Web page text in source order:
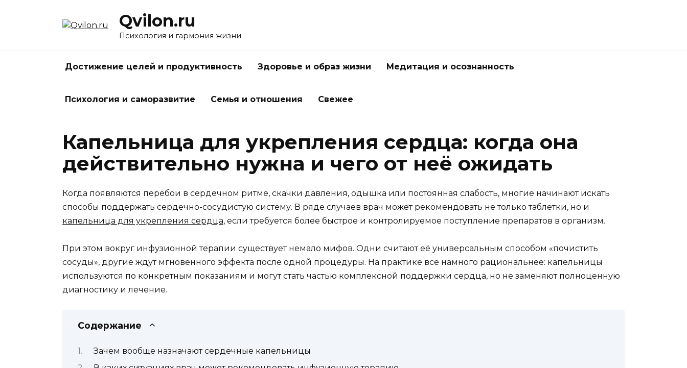
Qvilon.ru
Психология и гармония жизни
Достижение целей и продуктивность Здоровье и образ жизни Медитация и осознанность
Психология и саморазвитие Семья и отношения Свежее
Капельница для укрепления сердца: когда она
действительно нужна и чего от неё ожидать
Когда появляются перебои в сердечном ритме, скачки давления, одышка или постоянная слабость, многие начинают искать
способы поддержать сердечно-сосудистую систему. В ряде случаев врач может рекомендовать не только таблетки, но и
капельница для укрепления сердца, если требуется более быстрое и контролируемое поступление препаратов в организм.
При этом вокруг инфузионной терапии существует немало мифов. Одни считают её универсальным способом «почистить
сосуды», другие ждут мгновенного эффекта после одной процедуры. На практике всё намного рациональнее: капельницы
используются по конкретным показаниям и могут стать частью комплексной поддержки сердца, но не заменяют полноценную
диагностику и лечение.
Содержание
Зачем вообще назначают сердечные капельницы